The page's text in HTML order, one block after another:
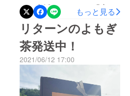
にご支援いただき、 「産前
産後・育児中のサポートオ
ンラインサロンYour Natural
way」公開を迎えることが
できました！
https://yournaturalway.jpよろ
しければぜひ一度ポチッ
もっと見る
リターンのよもぎ
茶発送中！
2021/06/12 17:00